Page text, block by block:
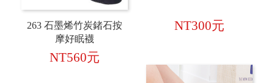
263 石墨烯竹炭鍺石按
摩好眠襪
NT560元
NT300元